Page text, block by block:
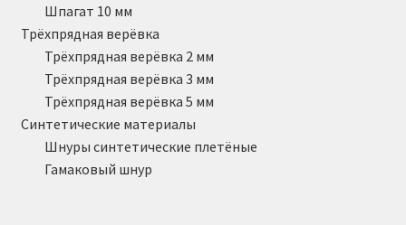
Шпагат 10 мм
Трёхпрядная верёвка
Трёхпрядная верёвка 2 мм
Трёхпрядная верёвка 3 мм
Трёхпрядная верёвка 5 мм
Синтетические материалы
Шнуры синтетические плетёные
Гамаковый шнур